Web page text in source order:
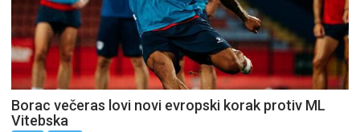
Borac večeras lovi novi evropski korak protiv ML
Vitebska